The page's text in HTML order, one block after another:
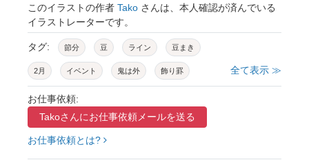
このイラストの作者 Tako さんは、本人確認が済んでいる
イラストレーターです。
タグ: 節分 豆 ライン 豆まき
2月 イベント 鬼は外 飾り罫
大豆 升
季節
全て表示 ≫
お仕事依頼:
Takoさんにお仕事依頼メールを送る
お仕事依頼とは?